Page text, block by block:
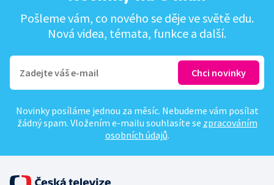
Pošleme vám, co nového se děje ve světě edu.
Nová videa, témata, funkce a další.
Novinky posíláme jednou za měsíc. Nebudeme vám posílat
žádný spam. Vložením e-mailu souhlasíte se zpracováním
osobních údajů.